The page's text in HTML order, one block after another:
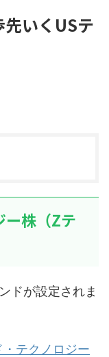
いくUSテ
ー株（Zテ
ドが設定されま
テクノロジー